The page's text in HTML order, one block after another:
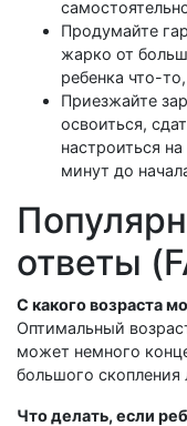
Продумайте
жарко от
ребенка что-
Приезжайте
освоиться,
настроиться
минут до
ответы
С какого возраста
Оптимальный
может немного
большого скопления
Что делать, если